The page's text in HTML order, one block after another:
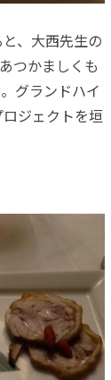
、大西先生の
つかましくも
グランドハイ
ジェクトを垣